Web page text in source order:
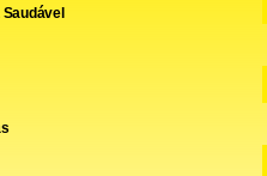
Saudável